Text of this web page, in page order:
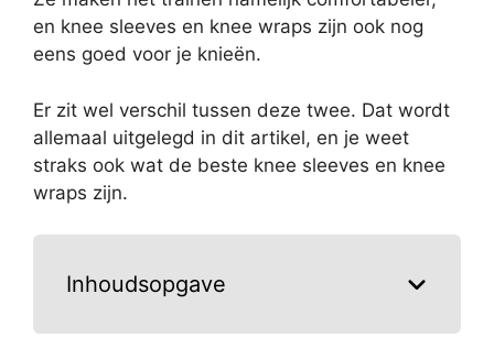
en knee sleeves en knee wraps zijn ook nog
eens goed voor je knieën.
Er zit wel verschil tussen deze twee. Dat wordt
allemaal uitgelegd in dit artikel, en je weet
straks ook wat de beste knee sleeves en knee
wraps zijn.
Inhoudsopgave